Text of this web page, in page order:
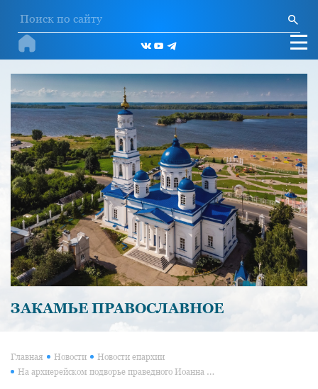
ЗАКАМЬЕ ПРАВОСЛАВНОЕ
Главная Новости Новости епархии
На архиерейском подворье праведного Иоанна Кронштадтского идет строительство крещального храма